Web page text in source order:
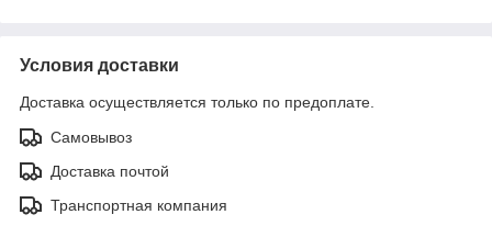
Условия доставки
Доставка осуществляется только по предоплате.
Самовывоз
Доставка почтой
Транспортная компания